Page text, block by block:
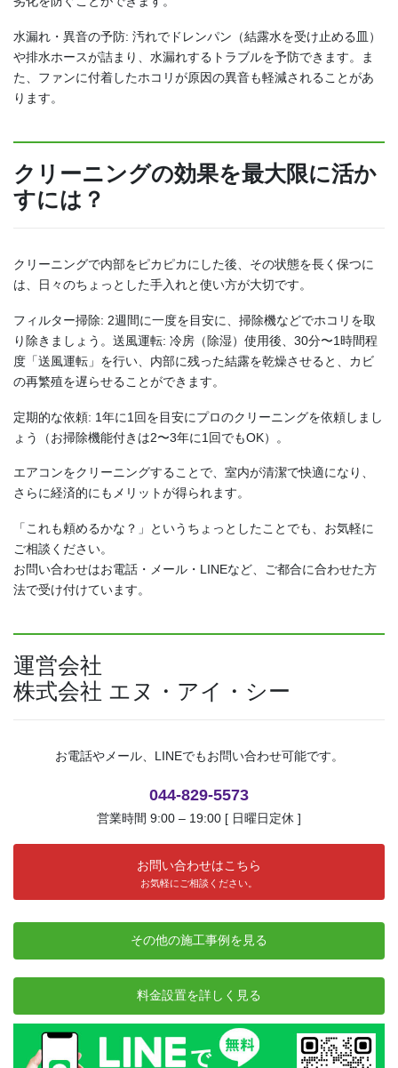
水漏れ・異音の予防: 汚れでドレンパン（結露水を受け止める皿）
や排水ホースが詰まり、水漏れするトラブルを予防できます。ま
た、ファンに付着したホコリが原因の異音も軽減されることがあ
ります。
クリーニングの効果を最大限に活か
すには？
クリーニングで内部をピカピカにした後、その状態を長く保つに
は、日々のちょっとした手入れと使い方が大切です。
フィルター掃除: 2週間に一度を目安に、掃除機などでホコリを取
り除きましょう。送風運転: 冷房（除湿）使用後、30分〜1時間程
度「送風運転」を行い、内部に残った結露を乾燥させると、カビ
の再繁殖を遅らせることができます。
定期的な依頼: 1年に1回を目安にプロのクリーニングを依頼しまし
ょう（お掃除機能付きは2〜3年に1回でもOK）。
エアコンをクリーニングすることで、室内が清潔で快適になり、
さらに経済的にもメリットが得られます。
「これも頼めるかな？」というちょっとしたことでも、お気軽に
ご相談ください。
お問い合わせはお電話・メール・LINEなど、ご都合に合わせた方
法で受け付けています。
運営会社
株式会社 エヌ・アイ・シー
お電話やメール、LINEでもお問い合わせ可能です。
044-829-5573
営業時間 9:00 – 19:00 [ 日曜日定休 ]
お問い合わせはこちら
お気軽にご相談ください。
その他の施工事例を見る
料金設置を詳しく見る